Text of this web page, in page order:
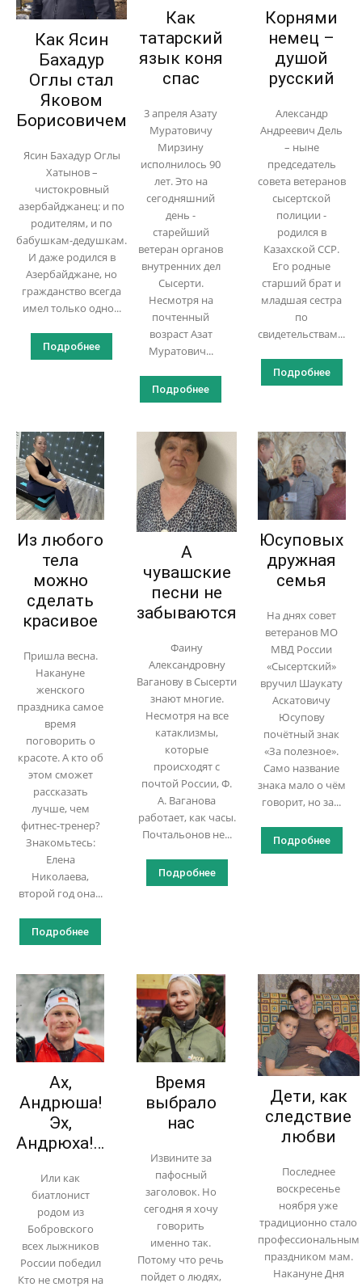
Как Ясин
Бахадур
Оглы стал
Яковом
Борисовичем
Ясин Бахадур Оглы
Хатынов –
чистокровный
азербайджанец: и по
родителям, и по
бабушкам-дедушкам.
И даже родился в
Азербайджане, но
гражданство всегда
имел только одно...
Подробнее
Как
татарский
язык коня
спас
3 апреля Азату
Муратовичу
Мирзину
исполнилось 90
лет. Это на
сегодняшний
день -
старейший
ветеран органов
внутренних дел
Сысерти.
Несмотря на
почтенный
возраст Азат
Муратович...
Подробнее
Корнями
немец –
душой
русский
Александр
Андреевич Дель
– ныне
председатель
совета ветеранов
сысертской
полиции -
родился в
Казахской ССР.
Его родные
старший брат и
младшая сестра
по
свидетельствам...
Подробнее
Из любого
тела
можно
сделать
красивое
Пришла весна.
Накануне
женского
праздника самое
время
поговорить о
красоте. А кто об
этом сможет
рассказать
лучше, чем
фитнес-тренер?
Знакомьтесь:
Елена
Николаева,
второй год она...
Подробнее
А
чувашские
песни не
забываются
Фаину
Александровну
Ваганову в Сысерти
знают многие.
Несмотря на все
катаклизмы,
которые
происходят с
почтой России, Ф.
А. Ваганова
работает, как часы.
Почтальонов не...
Подробнее
Юсуповых
дружная
семья
На днях совет
ветеранов МО
МВД России
«Сысертский»
вручил Шаукату
Аскатовичу
Юсупову
почётный знак
«За полезное».
Само название
знака мало о чём
говорит, но за...
Подробнее
Ах,
Андрюша!
Эх,
Андрюха!…
Или как
биатлонист
родом из
Бобровского
всех лыжников
России победил
Кто не смотря на
Время
выбрало
нас
Извините за
пафосный
заголовок. Но
сегодня я хочу
говорить
именно так.
Потому что речь
пойдет о людях,
Дети, как
следствие
любви
Последнее
воскресенье
ноября уже
традиционно стало
профессиональным
праздником мам.
Накануне Дня